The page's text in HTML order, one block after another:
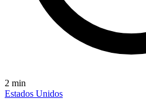
2 min
Estados Unidos